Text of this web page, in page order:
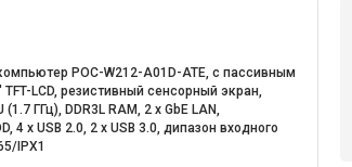
POC-W212-A01D-ATE, с пассивным
LCD, резистивный сенсорный экран,
ГГц), DDR3L RAM, 2 x GbE LAN,
4 x USB 2.0, 2 x USB 3.0, дипазон входного
IPX1